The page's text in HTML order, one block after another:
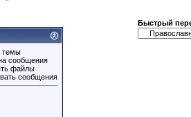
темы
сообщения
файлы
сообщения
Быстрый